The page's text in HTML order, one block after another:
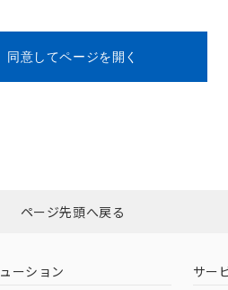
同意してページを開く
ページ先頭へ戻る
ーション サー